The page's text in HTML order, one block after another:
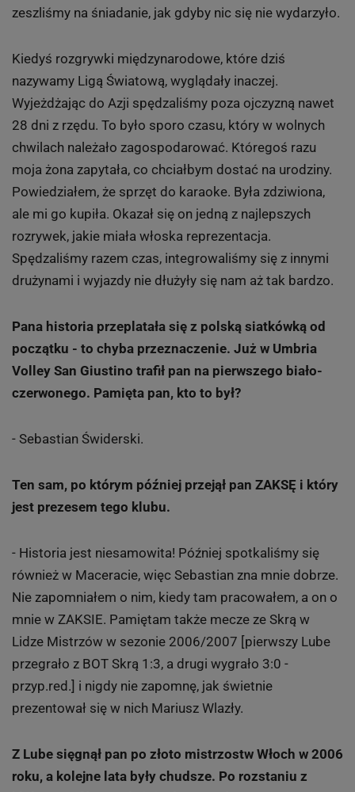
zeszliśmy na śniadanie, jak gdyby nic się nie wydarzyło.
Kiedyś rozgrywki międzynarodowe, które dziś
nazywamy Ligą Światową, wyglądały inaczej.
Wyjeżdżając do Azji spędzaliśmy poza ojczyzną nawet
28 dni z rzędu. To było sporo czasu, który w wolnych
chwilach należało zagospodarować. Któregoś razu
moja żona zapytała, co chciałbym dostać na urodziny.
Powiedziałem, że sprzęt do karaoke. Była zdziwiona,
ale mi go kupiła. Okazał się on jedną z najlepszych
rozrywek, jakie miała włoska reprezentacja.
Spędzaliśmy razem czas, integrowaliśmy się z innymi
drużynami i wyjazdy nie dłużyły się nam aż tak bardzo.
Pana historia przeplatała się z polską siatkówką od
początku - to chyba przeznaczenie. Już w Umbria
Volley San Giustino trafił pan na pierwszego biało-
czerwonego. Pamięta pan, kto to był?
- Sebastian Świderski.
Ten sam, po którym później przejął pan ZAKSĘ i który
jest prezesem tego klubu.
- Historia jest niesamowita! Później spotkaliśmy się
również w Maceracie, więc Sebastian zna mnie dobrze.
Nie zapomniałem o nim, kiedy tam pracowałem, a on o
mnie w ZAKSIE. Pamiętam także mecze ze Skrą w
Lidze Mistrzów w sezonie 2006/2007 [pierwszy Lube
przegrało z BOT Skrą 1:3, a drugi wygrało 3:0 -
przyp.red.] i nigdy nie zapomnę, jak świetnie
prezentował się w nich Mariusz Wlazły.
Z Lube sięgnął pan po złoto mistrzostw Włoch w 2006
roku, a kolejne lata były chudsze. Po rozstaniu z